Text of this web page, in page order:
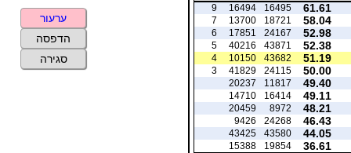
61.61
16495
16494
9
58.04
18721
13700
7
52.98
24167
17851
6
52.38
43871
40216
5
51.19
43682
10150
4
50.00
24115
41829
3
49.40
11817
20237
49.11
16414
14710
48.21
8972
20459
46.43
24268
9426
44.05
43580
43425
36.61
19854
15388
ערעור
הדפסה
סגירה